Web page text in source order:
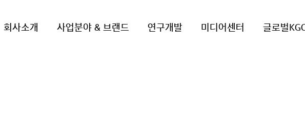
회사소개 사업분야 & 브랜드 연구개발 미디어센터 글로벌